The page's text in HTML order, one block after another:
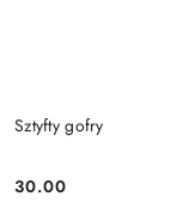
Sztyfty gofry
Cena:
30.00